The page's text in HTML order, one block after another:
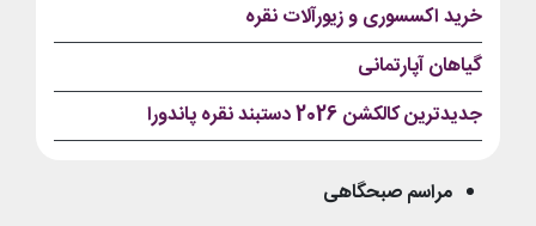
خرید اکسسوری و زیورآلات نقره
گیاهان آپارتمانی
جدیدترین کالکشن 2026 دستبند نقره پاندورا
مراسم صبحگاهی